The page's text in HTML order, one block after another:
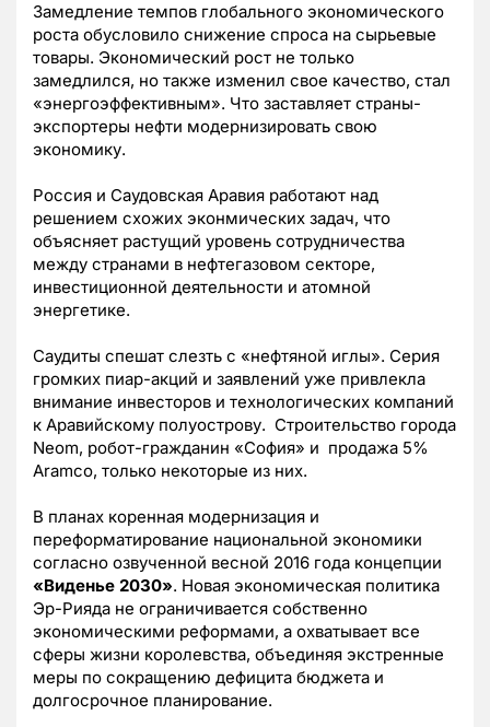
Замедление темпов глобального экономического
роста обусловило снижение спроса на сырьевые
товары. Экономический рост не только
замедлился, но также изменил свое качество, стал
«энергоэффективным». Что заставляет страны-
экспортеры нефти модернизировать свою
экономику.
Россия и Саудовская Аравия работают над
решением схожих эконмических задач, что
объясняет растущий уровень сотрудничества
между странами в нефтегазовом секторе,
инвестиционной деятельности и атомной
энергетике.
Саудиты спешат слезть с «нефтяной иглы». Серия
громких пиар-акций и заявлений уже привлекла
внимание инвесторов и технологических компаний
к Аравийскому полуострову. Строительство города
Neom, робот-гражданин «София» и продажа 5%
Aramco, только некоторые из них.
В планах коренная модернизация и
переформатирование национальной экономики
согласно озвученной весной 2016 года концепции
«Виденье 2030». Новая экономическая политика
Эр-Рияда не ограничивается собственно
экономическими реформами, а охватывает все
сферы жизни королевства, объединяя экстренные
меры по сокращению дефицита бюджета и
долгосрочное планирование.